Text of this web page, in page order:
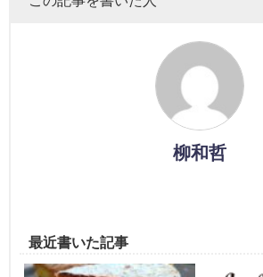
柳和哲
最近書いた記事